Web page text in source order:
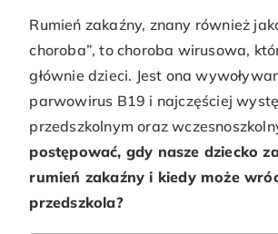
Rumień zakaźny, znany również
choroba”, to choroba wirusowa,
głównie dzieci. Jest ona
parwowirus B19 i najczęściej
przedszkolnym oraz
postępować, gdy nasze dziecko
rumień zakaźny i kiedy może
przedszkola?